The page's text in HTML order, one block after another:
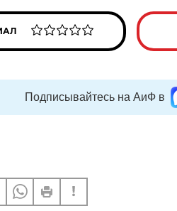
Подписывайтесь на АиФ в